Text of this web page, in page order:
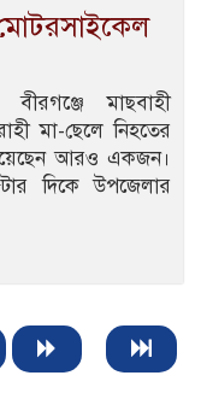
মাছবাহী
মা-ছেলে নিহতের
আরও একজন।
দিকে উপজেলার